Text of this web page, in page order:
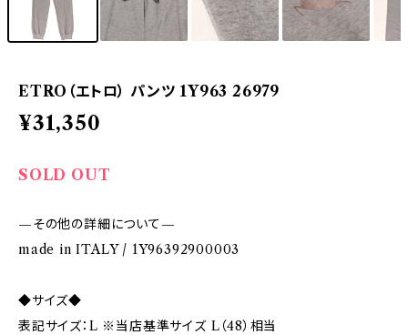
ETRO（エトロ） パンツ 1Y963 26979
¥31,350
SOLD OUT
—その他の詳細について—
made in ITALY / 1Y96392900003
◆サイズ◆
表記サイズ：L ※当店基準サイズ L（48）相当